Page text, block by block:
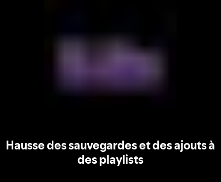
Hausse des sauvegardes et des ajouts à
des playlists